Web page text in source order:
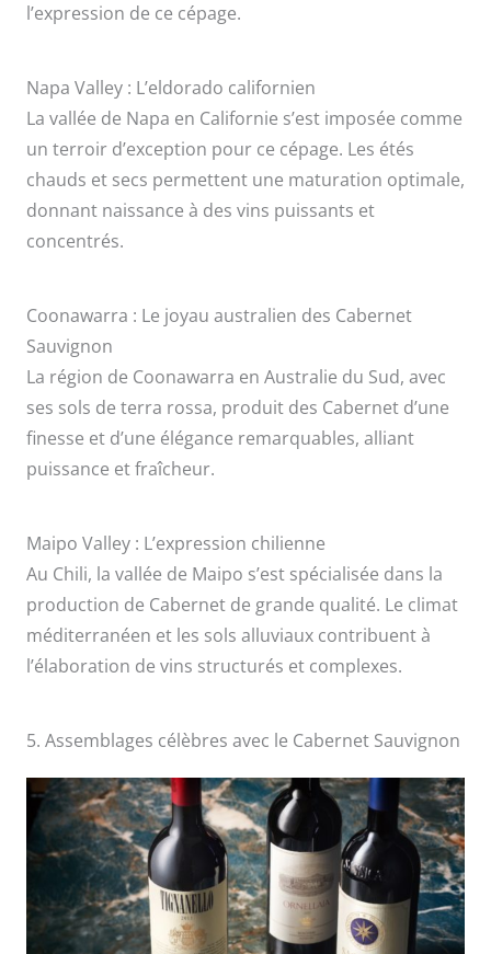
l’expression de ce cépage.
Napa Valley : L’eldorado californien
La vallée de Napa en Californie s’est imposée comme
un terroir d’exception pour ce cépage. Les étés
chauds et secs permettent une maturation optimale,
donnant naissance à des vins puissants et
concentrés.
Coonawarra : Le joyau australien des Cabernet
Sauvignon
La région de Coonawarra en Australie du Sud, avec
ses sols de terra rossa, produit des Cabernet d’une
finesse et d’une élégance remarquables, alliant
puissance et fraîcheur.
Maipo Valley : L’expression chilienne
Au Chili, la vallée de Maipo s’est spécialisée dans la
production de Cabernet de grande qualité. Le climat
méditerranéen et les sols alluviaux contribuent à
l’élaboration de vins structurés et complexes.
5. Assemblages célèbres avec le Cabernet Sauvignon